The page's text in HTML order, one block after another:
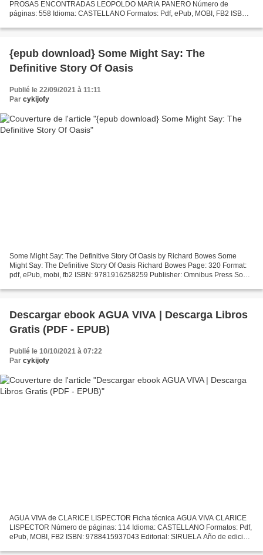
PROSAS ENCONTRADAS LEOPOLDO MARIA PANERO Número de
páginas: 558 Idioma: CASTELLANO Formatos: Pdf, ePub, MOBI, FB2 ISBN:
eBook...
{epub download} Some Might Say: The
Definitive Story Of Oasis
Publié le 22/09/2021 à 11:11
Par cykijofy
Some Might Say: The Definitive Story Of Oasis by Richard Bowes Some
Might Say: The Definitive Story Of Oasis Richard Bowes Page: 320 Format:
pdf, ePub, mobi, fb2 ISBN: 9781916258259 Publisher: Omnibus Press Some
Descargar ebook AGUA VIVA | Descarga Libros
Gratis (PDF - EPUB)
Publié le 10/10/2021 à 07:22
Par cykijofy
AGUA VIVA de CLARICE LISPECTOR Ficha técnica AGUA VIVA CLARICE
LISPECTOR Número de páginas: 114 Idioma: CASTELLANO Formatos: Pdf,
ePub, MOBI, FB2 ISBN: 9788415937043 Editorial: SIRUELA Año de edición: